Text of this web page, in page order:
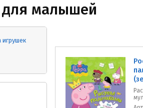
для малышей
игрушек